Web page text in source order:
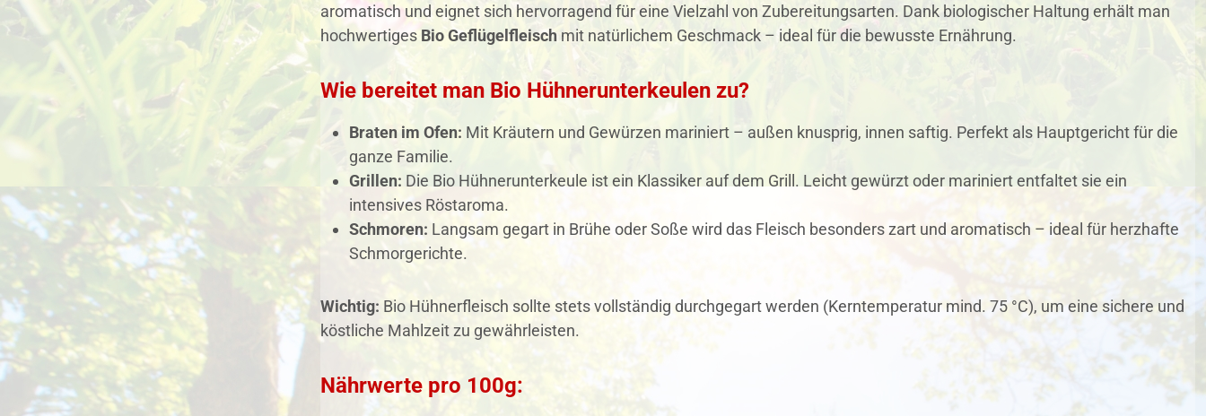
aromatisch und eignet sich hervorragend für eine Vielzahl von Zubereitungsarten. Dank biologischer Haltung erhält man
hochwertiges Bio Geflügelfleisch mit natürlichem Geschmack – ideal für die bewusste Ernährung.
Wie bereitet man Bio Hühnerunterkeulen zu?
Braten im Ofen: Mit Kräutern und Gewürzen mariniert – außen knusprig, innen saftig. Perfekt als Hauptgericht für die
ganze Familie.
Grillen: Die Bio Hühnerunterkeule ist ein Klassiker auf dem Grill. Leicht gewürzt oder mariniert entfaltet sie ein
intensives Röstaroma.
Schmoren: Langsam gegart in Brühe oder Soße wird das Fleisch besonders zart und aromatisch – ideal für herzhafte
Schmorgerichte.
Wichtig: Bio Hühnerfleisch sollte stets vollständig durchgegart werden (Kerntemperatur mind. 75 °C), um eine sichere und
köstliche Mahlzeit zu gewährleisten.
Nährwerte pro 100g: